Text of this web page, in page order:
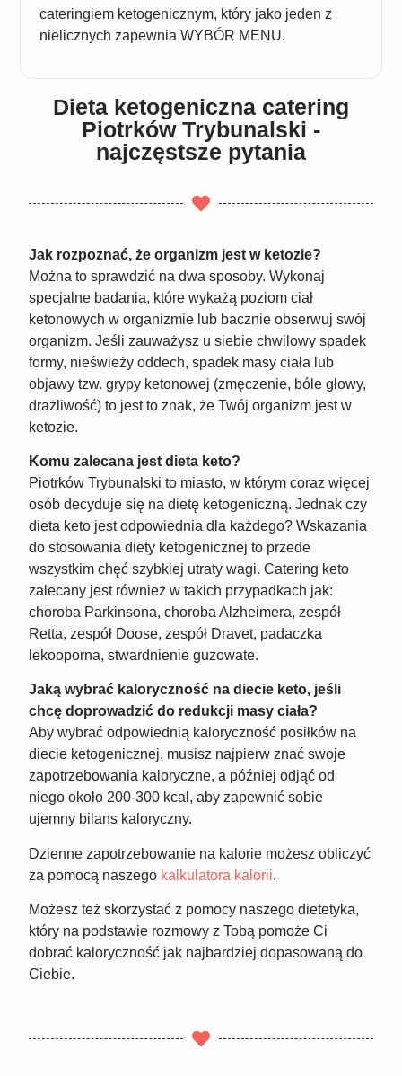
cateringiem ketogenicznym, który jako jeden z
nielicznych zapewnia WYBÓR MENU.
Dieta ketogeniczna catering
Piotrków Trybunalski -
najczęstsze pytania
Jak rozpoznać, że organizm jest w ketozie?
Można to sprawdzić na dwa sposoby. Wykonaj
specjalne badania, które wykażą poziom ciał
ketonowych w organizmie lub bacznie obserwuj swój
organizm. Jeśli zauważysz u siebie chwilowy spadek
formy, nieświeży oddech, spadek masy ciała lub
objawy tzw. grypy ketonowej (zmęczenie, bóle głowy,
drażliwość) to jest to znak, że Twój organizm jest w
ketozie.
Komu zalecana jest dieta keto?
Piotrków Trybunalski to miasto, w którym coraz więcej
osób decyduje się na dietę ketogeniczną. Jednak czy
dieta keto jest odpowiednia dla każdego? Wskazania
do stosowania diety ketogenicznej to przede
wszystkim chęć szybkiej utraty wagi. Catering keto
zalecany jest również w takich przypadkach jak:
choroba Parkinsona, choroba Alzheimera, zespół
Retta, zespół Doose, zespół Dravet, padaczka
lekooporna, stwardnienie guzowate.
Jaką wybrać kaloryczność na diecie keto, jeśli
chcę doprowadzić do redukcji masy ciała?
Aby wybrać odpowiednią kaloryczność posiłków na
diecie ketogenicznej, musisz najpierw znać swoje
zapotrzebowania kaloryczne, a później odjąć od
niego około 200-300 kcal, aby zapewnić sobie
ujemny bilans kaloryczny.
Dzienne zapotrzebowanie na kalorie możesz obliczyć
za pomocą naszego kalkulatora kalorii.
Możesz też skorzystać z pomocy naszego dietetyka,
który na podstawie rozmowy z Tobą pomoże Ci
dobrać kaloryczność jak najbardziej dopasowaną do
Ciebie.